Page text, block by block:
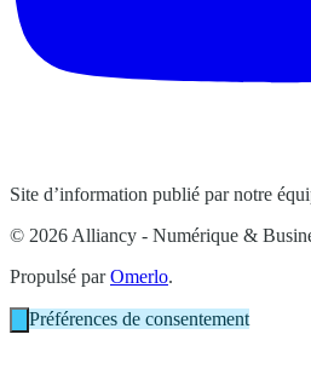
Site d’information publié par notre
© 2026 Alliancy - Numérique &
Propulsé parOmerlo.
Préférences de consentement